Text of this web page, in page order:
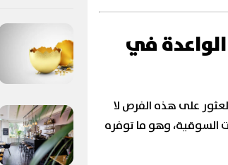
في
على هذه الفرص لا
السوقية، وهو ما توفره